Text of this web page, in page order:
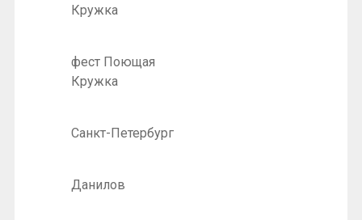
Кружка
фест Поющая
Кружка
Санкт-Петербург
Данилов